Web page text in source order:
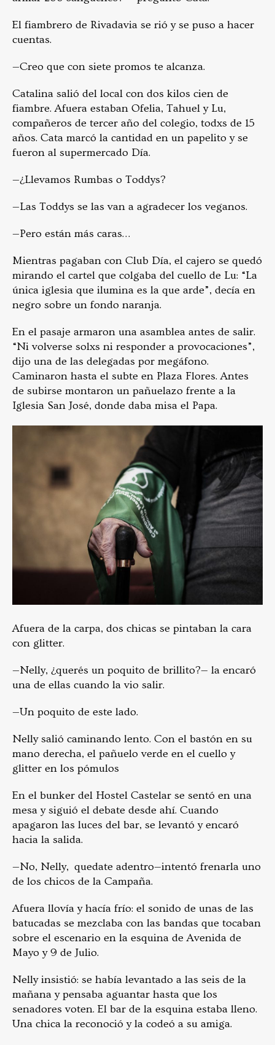
El fiambrero de Rivadavia se rió y se puso a hacer
cuentas.
—Creo que con siete promos te alcanza.
Catalina salió del local con dos kilos cien de
fiambre. Afuera estaban Ofelia, Tahuel y Lu,
compañeros de tercer año del colegio, todxs de 15
años. Cata marcó la cantidad en un papelito y se
fueron al supermercado Día.
—¿Llevamos Rumbas o Toddys?
—Las Toddys se las van a agradecer los veganos.
—Pero están más caras…
Mientras pagaban con Club Día, el cajero se quedó
mirando el cartel que colgaba del cuello de Lu: “La
única iglesia que ilumina es la que arde”, decía en
negro sobre un fondo naranja.
En el pasaje armaron una asamblea antes de salir.
“Ni volverse solxs ni responder a provocaciones”,
dijo una de las delegadas por megáfono.
Caminaron hasta el subte en Plaza Flores. Antes
de subirse montaron un pañuelazo frente a la
Iglesia San José, donde daba misa el Papa.
Afuera de la carpa, dos chicas se pintaban la cara
con glitter.
—Nelly, ¿querés un poquito de brillito?— la encaró
una de ellas cuando la vio salir.
—Un poquito de este lado.
Nelly salió caminando lento. Con el bastón en su
mano derecha, el pañuelo verde en el cuello y
glitter en los pómulos
En el bunker del Hostel Castelar se sentó en una
mesa y siguió el debate desde ahí. Cuando
apagaron las luces del bar, se levantó y encaró
hacia la salida.
—No, Nelly, quedate adentro—intentó frenarla uno
de los chicos de la Campaña.
Afuera llovía y hacía frío: el sonido de unas de las
batucadas se mezclaba con las bandas que tocaban
sobre el escenario en la esquina de Avenida de
Mayo y 9 de Julio.
Nelly insistió: se había levantado a las seis de la
mañana y pensaba aguantar hasta que los
senadores voten. El bar de la esquina estaba lleno.
Una chica la reconoció y la codeó a su amiga.